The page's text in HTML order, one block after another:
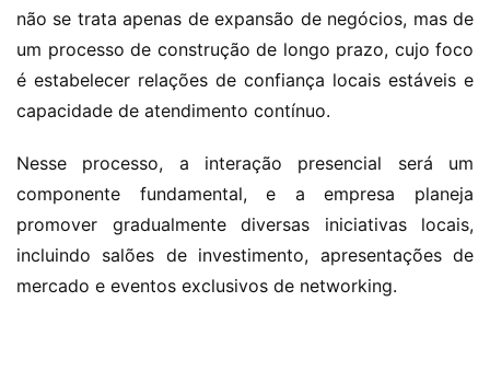
não se trata apenas de expansão de negócios, mas de
um processo de construção de longo prazo, cujo foco
é estabelecer relações de confiança locais estáveis e
capacidade de atendimento contínuo.
Nesse processo, a interação presencial será um
componente fundamental, e a empresa planeja
promover gradualmente diversas iniciativas locais,
incluindo salões de investimento, apresentações de
mercado e eventos exclusivos de networking.